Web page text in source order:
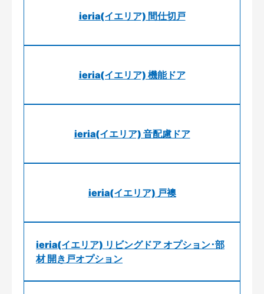
ieria(イエリア) 間仕切戸
ieria(イエリア) 機能ドア
ieria(イエリア) 音配慮ドア
ieria(イエリア) 戸襖
ieria(イエリア) リビングドア オプション･部
材 開き戸オプション